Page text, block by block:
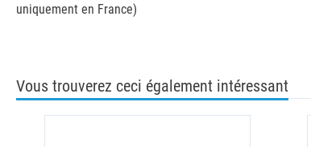
uniquement en France)
Vous trouverez ceci également intéressant